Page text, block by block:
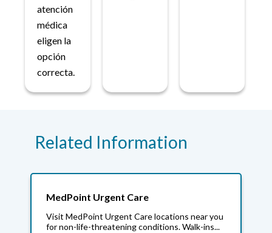
atención
médica
eligen la
opción
correcta.
Related Information
MedPoint Urgent Care
Visit MedPoint Urgent Care locations near you
for non-life-threatening conditions. Walk-ins...